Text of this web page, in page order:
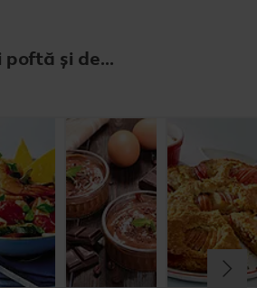
poftă și de...
30 minute
Tocană
italienească
de pește
Cel mult 60 minute
Simplu
Cremă la
Cel mult 60 minute
Simplu